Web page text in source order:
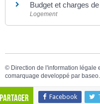
Budget et charges
Logement
© Direction de l'information légale
comarquage developpé par
Partager Facebook